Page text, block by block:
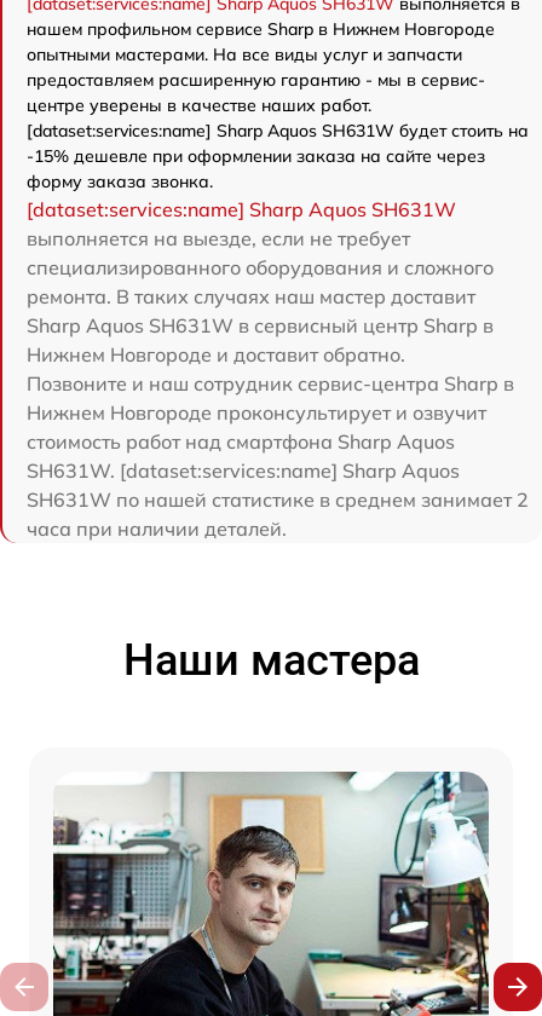
нашем профильном сервисе Sharp в Нижнем Новгороде
опытными мастерами. На все виды услуг и запчасти
предоставляем расширенную гарантию - мы в сервис-
центре уверены в качестве наших работ.
[dataset:services:name] Sharp Aquos SH631W будет стоить на
-15% дешевле при оформлении заказа на сайте через
форму заказа звонка.
[dataset:services:name] Sharp Aquos SH631W
выполняется на выезде, если не требует
специализированного оборудования и сложного
ремонта. В таких случаях наш мастер доставит
Sharp Aquos SH631W в сервисный центр Sharp в
Нижнем Новгороде и доставит обратно.
Позвоните и наш сотрудник сервис-центра Sharp в
Нижнем Новгороде проконсультирует и озвучит
стоимость работ над смартфона Sharp Aquos
SH631W. [dataset:services:name] Sharp Aquos
SH631W по нашей статистике в среднем занимает 2
часа при наличии деталей.
Наши мастера